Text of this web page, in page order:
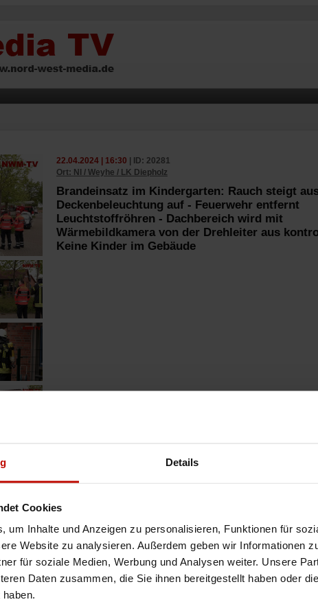
Details
Cookies
um Inhalte und Anzeigen zu personalisieren, Funktionen für
Website zu analysieren. Außerdem geben wir Informationen
für soziale Medien, Werbung und Analysen weiter. Unsere
Daten zusammen, die Sie ihnen bereitgestellt haben oder
22.04.2024 | 16:30 | ID: 20281
Ort: NI / Weyhe / LK Diepholz
Brandeinsatz im Kindergarten: Rauch steigt
Deckenbeleuchtung auf - Feuerwehr entfernt
Leuchtstoffröhren - Dachbereich wird mit
Wärmebildkamera von der Drehleiter aus
Keine Kinder im Gebäude